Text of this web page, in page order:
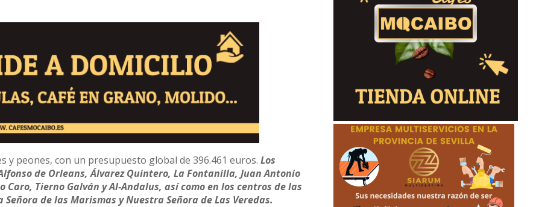
y peones, con un presupuesto global de 396.461 euros.Los
de Orleans, Álvarez Quintero, La Fontanilla, Juan Antonio
Tierno Galván y Al-Andalus, así como en los centros de las
de las Marismas y Nuestra Señora de Las Veredas.